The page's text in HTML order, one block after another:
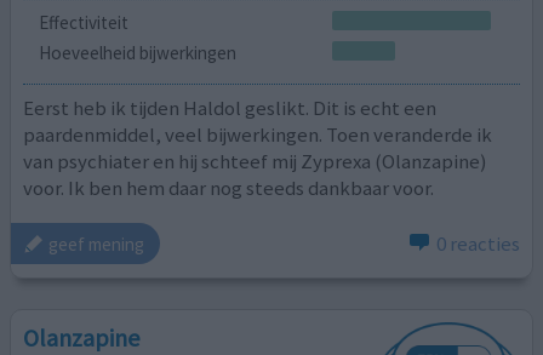
Effectiviteit
Hoeveelheid bijwerkingen
Eerst heb ik tijden Haldol geslikt. Dit is echt een
paardenmiddel, veel bijwerkingen. Toen veranderde ik
van psychiater en hij schteef mij Zyprexa (Olanzapine)
voor. Ik ben hem daar nog steeds dankbaar voor.
geef mening 0 reacties
Olanzapine